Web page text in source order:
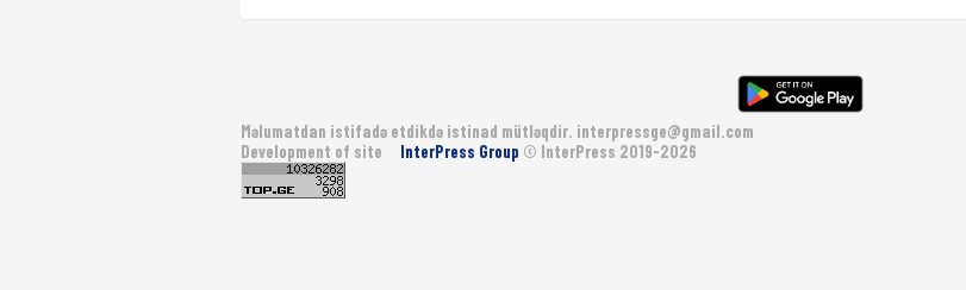
Məlumatdan istifadə etdikdə istinad mütləqdir. interpressge@gmail.com
Development of site
InterPress Group © InterPress 2019-2026